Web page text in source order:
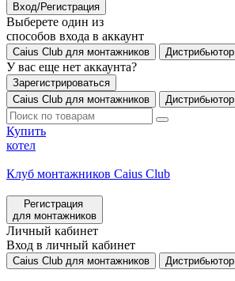
Вход/Регистрация
Выберете один из
способов входа в аккаунт
Caius Club для монтажников Дистрибьютор
У вас еще нет аккаунта?
Зарегистрироваться
Caius Club для монтажников
Дистрибьютор
Купить
котел
Клуб монтажников Caius Club
Регистрация
для монтажников
Личный кабинет
Вход в личный кабинет
Caius Club для монтажников Дистрибьютор